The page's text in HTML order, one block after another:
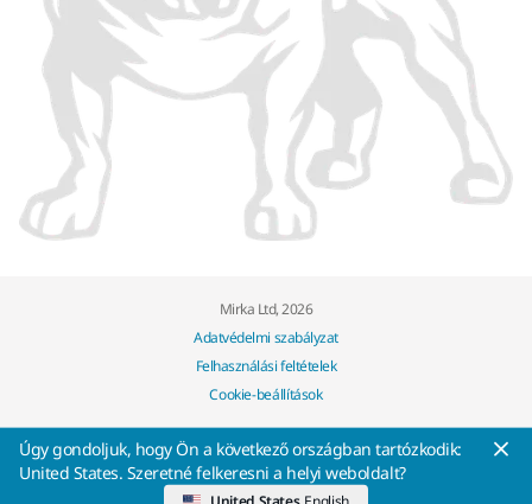
Mirka Ltd, 2026
Adatvédelmi szabályzat
Felhasználási feltételek
Cookie-beállítások
Úgy gondoljuk, hogy Ön a következő országban tartózkodik:
United States. Szeretné felkeresni a helyi weboldalt?